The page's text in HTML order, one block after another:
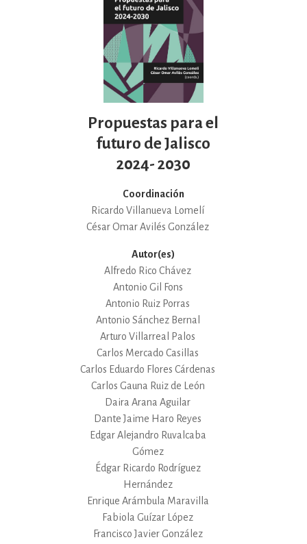
Propuestas para el
futuro de Jalisco
2024- 2030
Coordinación
Ricardo Villanueva Lomelí
César Omar Avilés González
Autor(es)
Alfredo Rico Chávez
Antonio Gil Fons
Antonio Ruiz Porras
Antonio Sánchez Bernal
Arturo Villarreal Palos
Carlos Mercado Casillas
Carlos Eduardo Flores Cárdenas
Carlos Gauna Ruiz de León
Daira Arana Aguilar
Dante Jaime Haro Reyes
Edgar Alejandro Ruvalcaba
Gómez
Édgar Ricardo Rodríguez
Hernández
Enrique Arámbula Maravilla
Fabiola Guízar López
Francisco Javier González